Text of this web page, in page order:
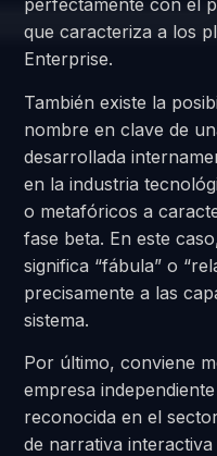
perfectamente con el
que caracteriza a los
Enterprise.
También existe la
nombre en clave de
desarrollada
en la industria
o metafóricos a
fase beta. En este
significa “fábula” o
precisamente a las
sistema.
Por último, conviene
empresa
reconocida en el
de narrativa